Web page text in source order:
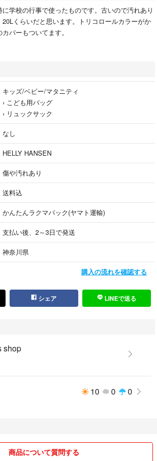
に学校の行事で使ったものです。古いので汚れあり
20Lくらいだと思います。トリコロールカラーがか
バーもついてます。
キッズ/ベビー/マタニティ
› こども用バッグ
› リュックサック
なし
HELLY HANSEN
傷や汚れあり
送料込
かんたんラクマパック(ヤマト運輸)
支払い後、2～3日で発送
神奈川県
購入の流れを確認する
シェア LINEで送る
shop
10 0 0
商品について質問する